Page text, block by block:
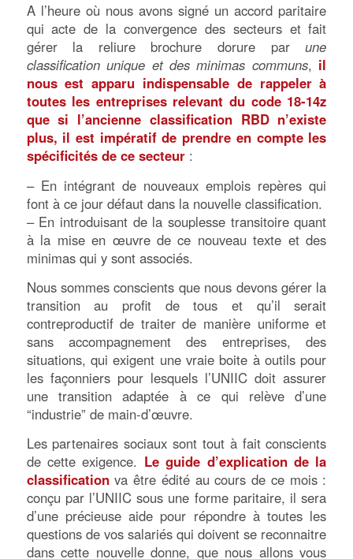
A l’heure où nous avons signé un accord paritaire
qui acte de la convergence des secteurs et fait
gérer la reliure brochure dorure parune
classification unique et des minimas communs, il
nous est apparu indispensable de rappeler à
toutes les entreprises relevant du code 18-14z
que si l’ancienne classification RBD n’existe
plus, il est impératif de prendre en compte les
spécificités de ce secteur:
– En intégrant de nouveaux emplois repères qui
font à ce jour défaut dans la nouvelle classification.
– En introduisant de la souplesse transitoire quant
à la mise en œuvre de ce nouveau texte et des
minimas qui y sont associés.
Nous sommes conscients que nous devons gérer la
transition au profit de tous et qu’il serait
contreproductif de traiter de manière uniforme et
sans accompagnement des entreprises, des
situations, qui exigent une vraie boite à outils pour
les façonniers pour lesquels l’UNIIC doit assurer
une transition adaptée à ce qui relève d’une
“industrie” de main-d’œuvre.
Les partenaires sociaux sont tout à fait conscients
de cette exigence. Le guide d’explication de la
classificationva être édité au cours de ce mois :
conçu par l’UNIIC sous une forme paritaire, il sera
d’une précieuse aide pour répondre à toutes les
questions de vos salariés qui doivent se reconnaitre
dans cette nouvelle donne, que nous allons vous